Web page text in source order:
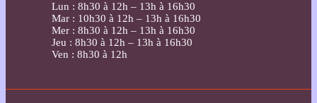
Lun : 8h30 à 12h – 13h à 16h30
Mar : 10h30 à 12h – 13h à 16h30
Mer : 8h30 à 12h – 13h à 16h30
Jeu : 8h30 à 12h – 13h à 16h30
Ven : 8h30 à 12h